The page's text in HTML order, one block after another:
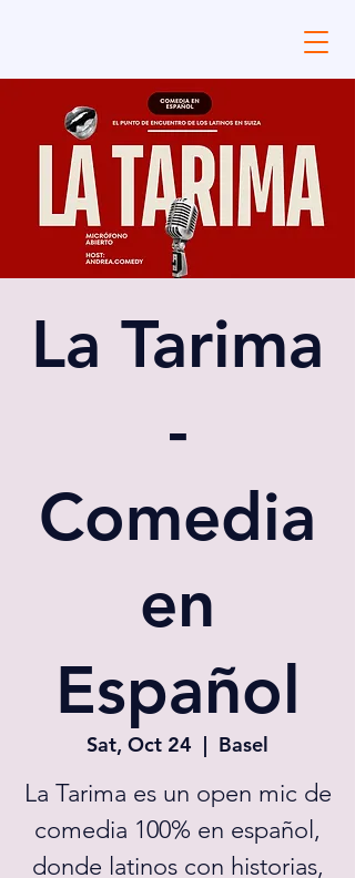
La Tarima
-
Comedia
en
Español
Sat, Oct 24
  |
Basel
La Tarima es un open mic de
comedia 100% en español,
donde latinos con historias,